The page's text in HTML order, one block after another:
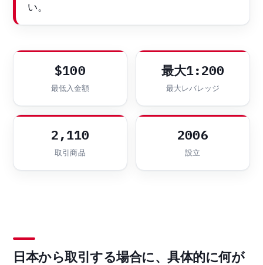
い。
$100
最低入金額
最大1:200
最大レバレッジ
2,110
取引商品
2006
設立
日本から取引する場合に、具体的に何が